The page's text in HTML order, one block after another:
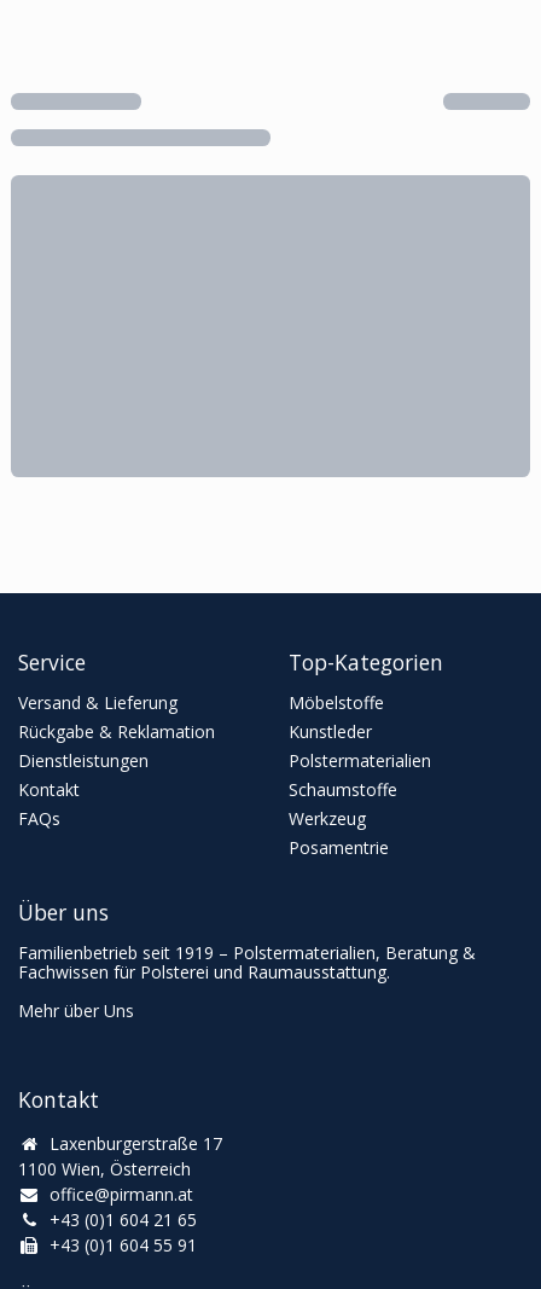
Service
Versand & Lieferung
Rückgabe & Reklamation
Dienstleistungen
Kontakt
FAQs
Top-Kategorien
Möbelstoffe
Kunstleder
Polstermaterialien
Schaumstoffe
Werkzeug
Posamentrie
Kontakt
Laxenburgerstraße 17
1100 Wien, Österreich
office@pirmann.at
+43 (0)1 604 21 65
+43 (0)1 604 55 91
Über uns
Familienbetrieb seit 1919 – Polstermaterialien, Beratung &
Fachwissen für Polsterei und Raumausstattung.
Mehr über Uns